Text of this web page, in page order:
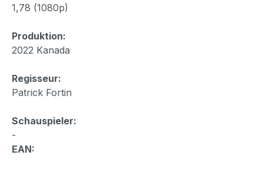
1,78 (1080p)
Produktion:
2022 Kanada
Regisseur:
Patrick Fortin
Schauspieler:
-
EAN: